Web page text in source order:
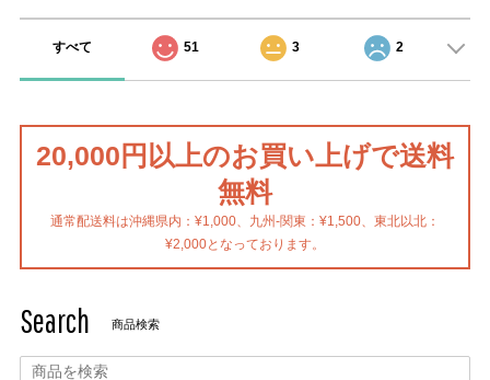
すべて 51 3 2
20,000円以上のお買い上げで送料
無料
通常配送料は沖縄県内：¥1,000、九州-関東：¥1,500、東北以北：
¥2,000となっております。
Search 商品検索